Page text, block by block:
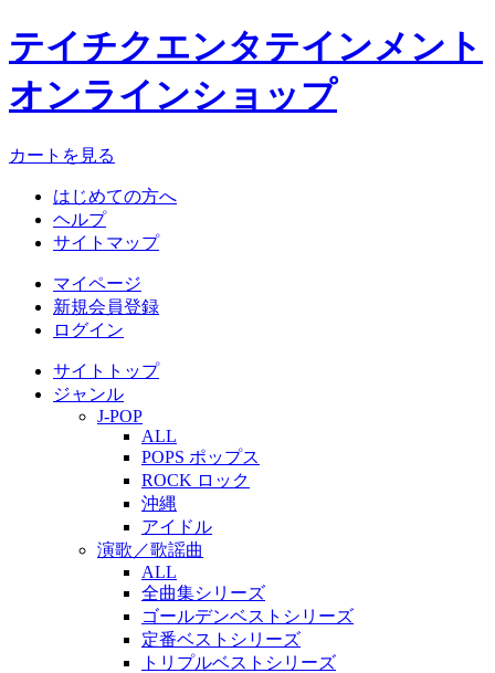
テイチクエンタテインメント
オンラインショップ
カートを見る
はじめての方へ
ヘルプ
サイトマップ
マイページ
新規会員登録
ログイン
サイトトップ
ジャンル
J-POP
ALL
POPS ポップス
ROCK ロック
沖縄
アイドル
演歌／歌謡曲
ALL
全曲集シリーズ
ゴールデンベストシリーズ
定番ベストシリーズ
トリプルベストシリーズ